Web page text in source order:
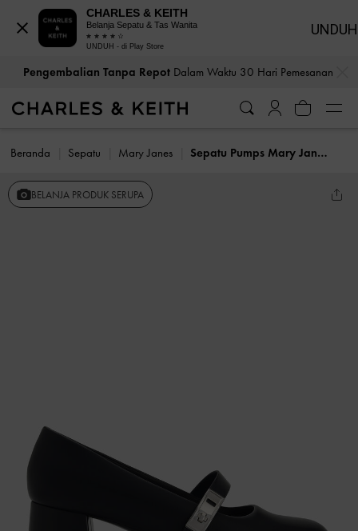
Pengembalian Tanpa RepotDalam Waktu 30 Hari Pemesanan
Beranda Sepatu Mary Janes Sepatu Pumps Mary Jane Metallic-Buckle Lando
BELANJA PRODUK SERUPA
CHARLES & KEITH
Belanja Sepatu & Tas Wanita
UNDUH - di Play Store
UNDUH